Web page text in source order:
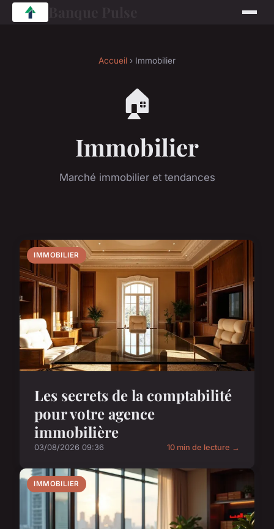
Accueil › Immobilier
🏠
Immobilier
Marché immobilier et tendances
IMMOBILIER
Les secrets de la comptabilité
pour votre agence
immobilière
03/08/2026 09:36 10 min de lecture →
IMMOBILIER